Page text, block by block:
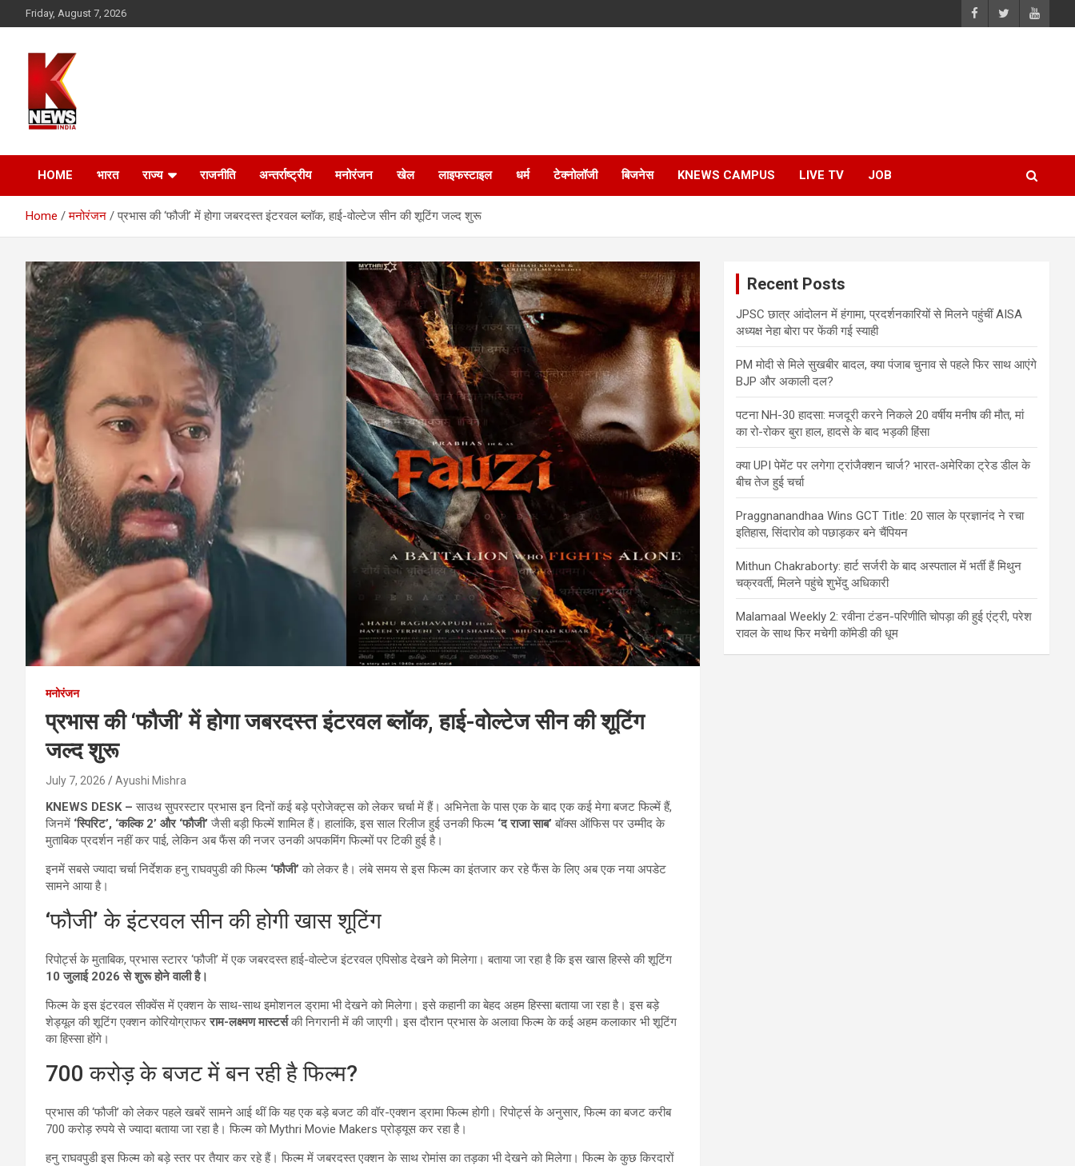
to
Friday, August 7, 2026
HOME भारत राज्य राजनीति अन्तर्राष्ट्रीय मनोरंजन खेल लाइफस्टाइल धर्म टेक्नोलॉजी बिजनेस KNEWS CAMPUS LIVE TV JOB
Home मनोरंजन प्रभास की ‘फौजी’ में होगा जबरदस्त इंटरवल ब्लॉक, हाई-वोल्टेज सीन की शूटिंग जल्द शुरू
मनोरंजन
प्रभास की ‘फौजी’ में होगा जबरदस्त इंटरवल ब्लॉक, हाई-वोल्टेज सीन की शूटिंग
जल्द शुरू
July 7, 2026 Ayushi Mishra
KNEWS DESK – साउथ सुपरस्टार प्रभास इन दिनों कई बड़े प्रोजेक्ट्स को लेकर चर्चा में हैं। अभिनेता के पास एक के बाद एक कई मेगा बजट फिल्में हैं,
जिनमें ‘स्पिरिट’, ‘कल्कि 2’ और ‘फौजी’ जैसी बड़ी फिल्में शामिल हैं। हालांकि, इस साल रिलीज हुई उनकी फिल्म ‘द राजा साब’ बॉक्स ऑफिस पर उम्मीद के
मुताबिक प्रदर्शन नहीं कर पाई, लेकिन अब फैंस की नजर उनकी अपकमिंग फिल्मों पर टिकी हुई है।
इनमें सबसे ज्यादा चर्चा निर्देशक हनु राघवपुडी की फिल्म ‘फौजी’ को लेकर है। लंबे समय से इस फिल्म का इंतजार कर रहे फैंस के लिए अब एक नया अपडेट
सामने आया है।
‘फौजी’ के इंटरवल सीन की होगी खास शूटिंग
रिपोर्ट्स के मुताबिक, प्रभास स्टारर ‘फौजी’ में एक जबरदस्त हाई-वोल्टेज इंटरवल एपिसोड देखने को मिलेगा। बताया जा रहा है कि इस खास हिस्से की शूटिंग
10 जुलाई 2026 से शुरू होने वाली है।
फिल्म के इस इंटरवल सीक्वेंस में एक्शन के साथ-साथ इमोशनल ड्रामा भी देखने को मिलेगा। इसे कहानी का बेहद अहम हिस्सा बताया जा रहा है। इस बड़े
शेड्यूल की शूटिंग एक्शन कोरियोग्राफरराम-लक्ष्मण मास्टर्सकी निगरानी में की जाएगी। इस दौरान प्रभास के अलावा फिल्म के कई अहम कलाकार भी शूटिंग
का हिस्सा होंगे।
700 करोड़ के बजट में बन रही है फिल्म?
प्रभास की ‘फौजी’ को लेकर पहले खबरें सामने आई थीं कि यह एक बड़े बजट की वॉर-एक्शन ड्रामा फिल्म होगी। रिपोर्ट्स के अनुसार, फिल्म का बजट करीब
700 करोड़ रुपये से ज्यादा बताया जा रहा है। फिल्म को Mythri Movie Makers प्रोड्यूस कर रहा है।
हनु राघवपुडी इस फिल्म को बड़े स्तर पर तैयार कर रहे हैं। फिल्म में जबरदस्त एक्शन के साथ रोमांस का तड़का भी देखने को मिलेगा। फिल्म के कुछ किरदारों
Recent Posts
JPSC छात्र आंदोलन में हंगामा, प्रदर्शनकारियों से मिलने पहुंचीं AISA
अध्यक्ष नेहा बोरा पर फेंकी गई स्याही
PM मोदी से मिले सुखबीर बादल, क्या पंजाब चुनाव से पहले फिर साथ आएंगे
BJP और अकाली दल?
पटना NH-30 हादसा: मजदूरी करने निकले 20 वर्षीय मनीष की मौत, मां
का रो-रोकर बुरा हाल, हादसे के बाद भड़की हिंसा
क्या UPI पेमेंट पर लगेगा ट्रांजैक्शन चार्ज? भारत-अमेरिका ट्रेड डील के
बीच तेज हुई चर्चा
Praggnanandhaa Wins GCT Title: 20 साल के प्रज्ञानंद ने रचा
इतिहास, सिंदारोव को पछाड़कर बने चैंपियन
Mithun Chakraborty: हार्ट सर्जरी के बाद अस्पताल में भर्ती हैं मिथुन
चक्रवर्ती, मिलने पहुंचे शुभेंदु अधिकारी
Malamaal Weekly 2: रवीना टंडन-परिणीति चोपड़ा की हुई एंट्री, परेश
रावल के साथ फिर मचेगी कॉमेडी की धूम